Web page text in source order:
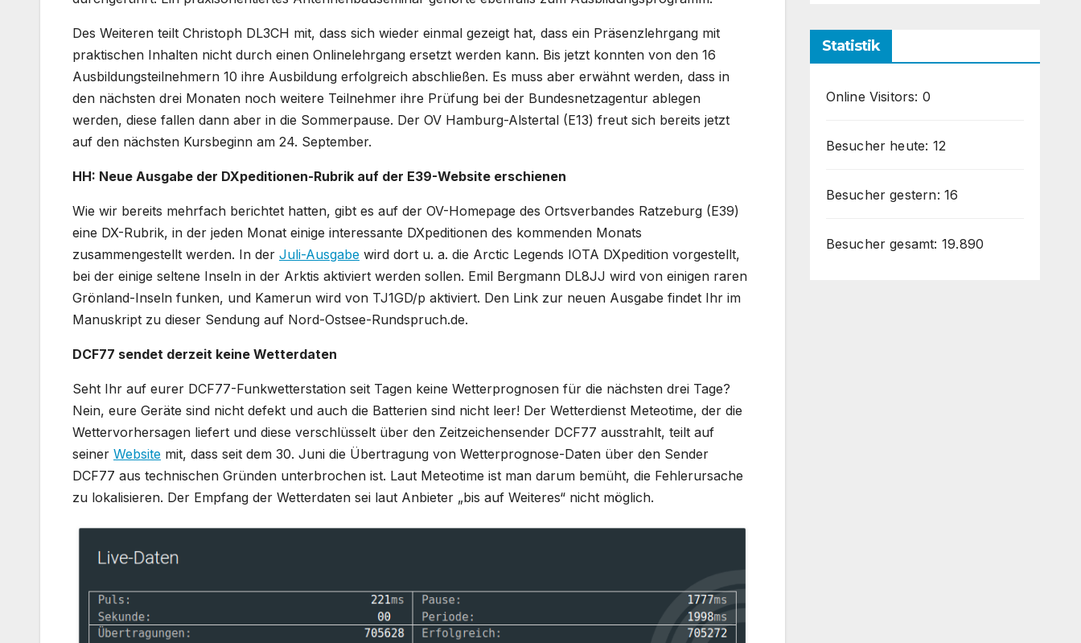
Des Weiteren teilt Christoph DL3CH mit, dass sich wieder einmal gezeigt hat, dass ein Präsenzlehrgang mit
praktischen Inhalten nicht durch einen Onlinelehrgang ersetzt werden kann. Bis jetzt konnten von den 16
Ausbildungsteilnehmern 10 ihre Ausbildung erfolgreich abschließen. Es muss aber erwähnt werden, dass in
den nächsten drei Monaten noch weitere Teilnehmer ihre Prüfung bei der Bundesnetzagentur ablegen
werden, diese fallen dann aber in die Sommerpause. Der OV Hamburg-Alstertal (E13) freut sich bereits jetzt
auf den nächsten Kursbeginn am 24. September.
HH: Neue Ausgabe der DXpeditionen-Rubrik auf der E39-Website erschienen
Wie wir bereits mehrfach berichtet hatten, gibt es auf der OV-Homepage des Ortsverbandes Ratzeburg (E39)
eine DX-Rubrik, in der jeden Monat einige interessante DXpeditionen des kommenden Monats
zusammengestellt werden. In der Juli-Ausgabe wird dort u. a. die Arctic Legends IOTA DXpedition vorgestellt,
bei der einige seltene Inseln in der Arktis aktiviert werden sollen. Emil Bergmann DL8JJ wird von einigen raren
Grönland-Inseln funken, und Kamerun wird von TJ1GD/p aktiviert. Den Link zur neuen Ausgabe findet Ihr im
Manuskript zu dieser Sendung auf Nord-Ostsee-Rundspruch.de.
DCF77 sendet derzeit keine Wetterdaten
Seht Ihr auf eurer DCF77-Funkwetterstation seit Tagen keine Wetterprognosen für die nächsten drei Tage?
Nein, eure Geräte sind nicht defekt und auch die Batterien sind nicht leer! Der Wetterdienst Meteotime, der die
Wettervorhersagen liefert und diese verschlüsselt über den Zeitzeichensender DCF77 ausstrahlt, teilt auf
seiner Website mit, dass seit dem 30. Juni die Übertragung von Wetterprognose-Daten über den Sender
DCF77 aus technischen Gründen unterbrochen ist. Laut Meteotime ist man darum bemüht, die Fehlerursache
zu lokalisieren. Der Empfang der Wetterdaten sei laut Anbieter „bis auf Weiteres“ nicht möglich.
Statistik
Online Visitors: 0
Besucher heute: 12
Besucher gestern:16
Besucher gesamt: 19.890